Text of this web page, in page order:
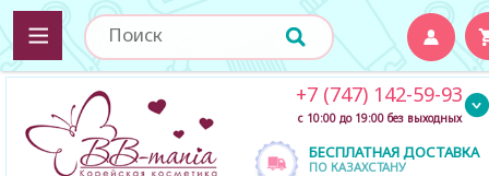
БЕСПЛАТНАЯ ДОСТАВКА
ПО КАЗАХСТАНУ
+7 (747) 142-59-93
с 10:00 до 19:00 без выходных